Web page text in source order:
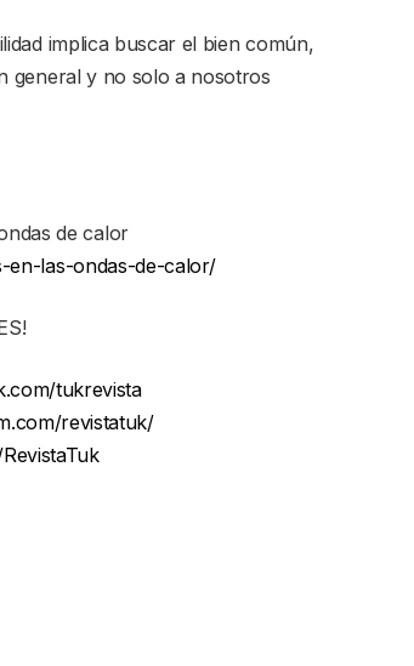
implica buscar el bien común,
general y no solo a nosotros
de calor
en-las-ondas-de-calor/
tukrevista
revistatuk/